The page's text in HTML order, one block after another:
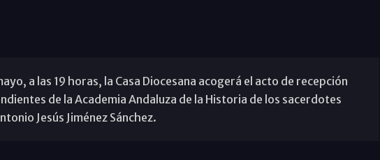
a las 19 horas, la Casa Diocesana acogerá el acto de recepción
de la Academia Andaluza de la Historia de los sacerdotes
Jesús Jiménez Sánchez.